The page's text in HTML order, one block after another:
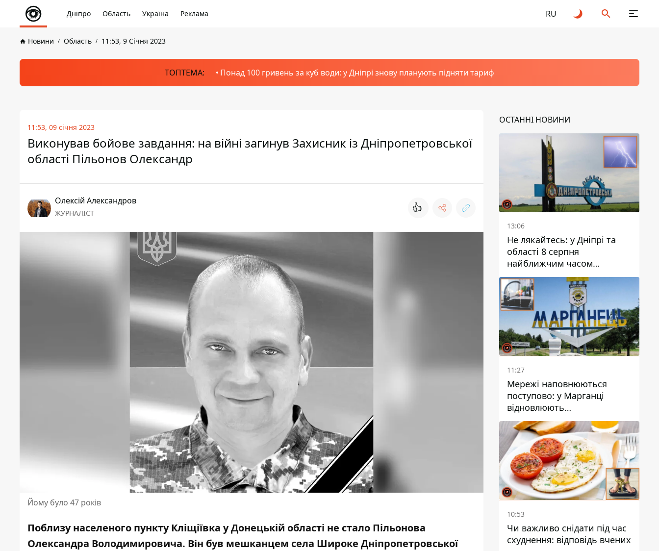
Дніпро Область Україна Реклама RU
Новини Область 11:53, 9 Січня 2023
ТОПТЕМА: Понад 100 гривень за куб води: у Дніпрі знову планують підняти тариф
11:53, 09 січня 2023
Виконував бойове завдання: на війні загинув Захисник із Дніпропетровської
області Пільонов Олександр
Олексій Александров
ЖУРНАЛІСТ 👍
Йому було 47 років
Поблизу населеного пункту Кліщіївка у Донецькій області не стало Пільонова
Олександра Володимировича. Він був мешканцем села Широке Дніпропетровської
ОСТАННІ НОВИНИ
13:06
Не лякайтесь: у Дніпрі та
області 8 серпня
найближчим часом
очікується гроза
11:27
Мережі наповнюються
поступово: у Марганці
відновлюють
водопостачання
10:53
Чи важливо снідати під час
схуднення: відповідь вчених